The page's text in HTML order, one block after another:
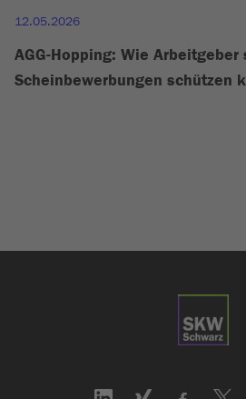
12.05.2026
AGG-Hopping: Wie Arbeitgeber
Scheinbewerbungen schützen